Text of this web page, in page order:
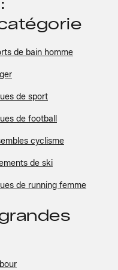
de bain homme
de sport
de football
cyclisme
de ski
de running femme